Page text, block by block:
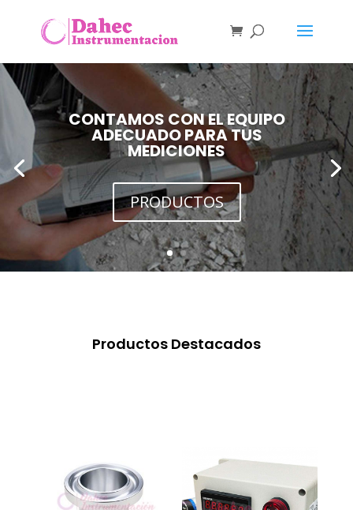
CONTAMOS CON EL EQUIPO
ADECUADO PARA TUS
MEDICIONES
PRODUCTOS
Productos Destacados